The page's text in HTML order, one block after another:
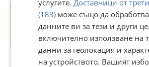
Игнатиево,
45 000 €
88 012,35 лв
Не се начислява ДДС
гр. Игнатиево, Варна,
услугите.Доставчици от
(183) може също да
данните ви за тези и други
включително използване на
данни за геолокация и
на устройството. Вашият